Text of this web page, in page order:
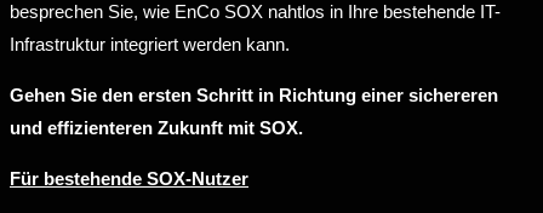
besprechen Sie, wie EnCo SOX nahtlos in Ihre bestehende IT-
Infrastruktur integriert werden kann.
Gehen Sie den ersten Schritt in Richtung einer sichereren
und effizienteren Zukunft mit SOX.
Für bestehende SOX-Nutzer